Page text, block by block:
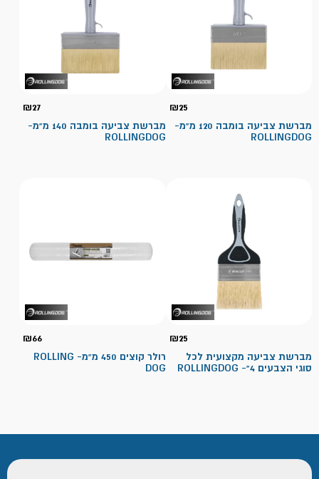
₪25
מברשת צביעה בומבה 120 מ"מ-
ROLLINGDOG
₪27
מברשת צביעה בומבה 140 מ"מ-
ROLLINGDOG
₪25
מברשת צביעה מקצועית לכל
סוגי הצבעים 4"- ROLLINGDOG
₪66
רולר קוצים 450 מ"מ- ROLLING
DOG